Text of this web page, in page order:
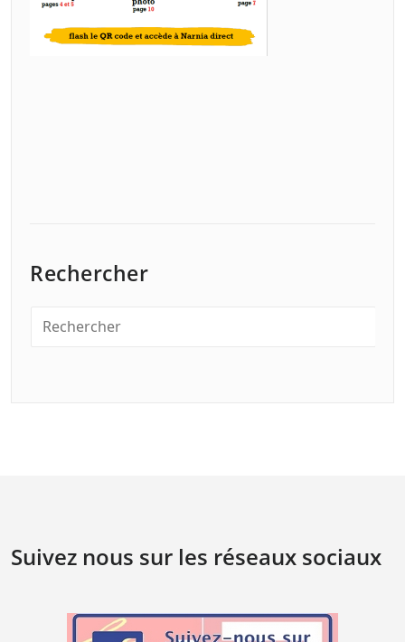
Rechercher
Suivez nous sur les réseaux sociaux